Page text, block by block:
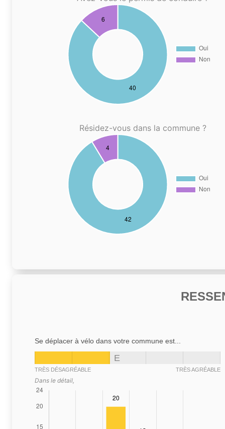
Résidez-vous dans la commune ?
Se déplacer à vélo dans votre commune est...
E
TRÈS DÉSAGRÉABLE TRÈS AGRÉABLE
Dans le détail,